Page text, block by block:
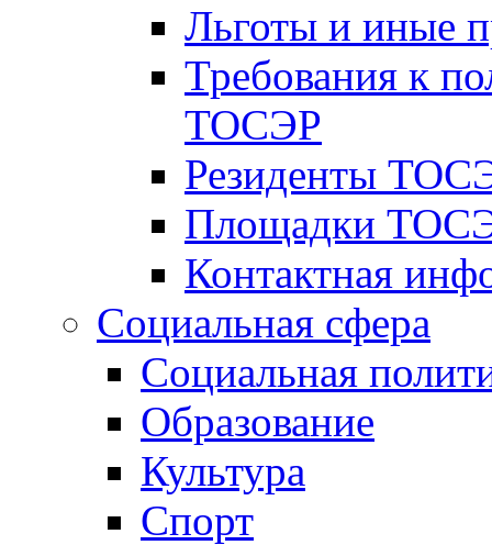
Льготы и иные
Требования к
ТОСЭР
Резиденты
Площадки
Контактная
Социальная сфера
Социальная
Образование
Культура
Спорт